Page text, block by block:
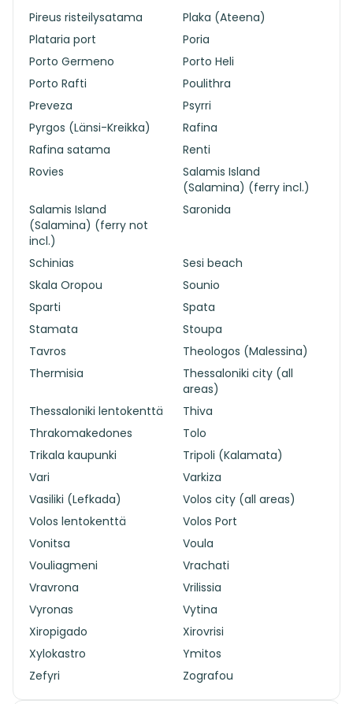
Pireus risteilysatama
Plaka (Ateena)
Plataria port
Poria
Porto Germeno
Porto Heli
Porto Rafti
Poulithra
Preveza
Psyrri
Pyrgos (Länsi-Kreikka)
Rafina
Rafina satama
Renti
Rovies
Salamis Island
(Salamina) (ferry incl.)
Salamis Island
(Salamina) (ferry not
incl.)
Saronida
Schinias
Sesi beach
Skala Oropou
Sounio
Sparti
Spata
Stamata
Stoupa
Tavros
Theologos (Malessina)
Thermisia
Thessaloniki city (all
areas)
Thessaloniki lentokenttä
Thiva
Thrakomakedones
Tolo
Trikala kaupunki
Tripoli (Kalamata)
Vari
Varkiza
Vasiliki (Lefkada)
Volos city (all areas)
Volos lentokenttä
Volos Port
Vonitsa
Voula
Vouliagmeni
Vrachati
Vravrona
Vrilissia
Vyronas
Vytina
Xiropigado
Xirovrisi
Xylokastro
Ymitos
Zefyri
Zografou